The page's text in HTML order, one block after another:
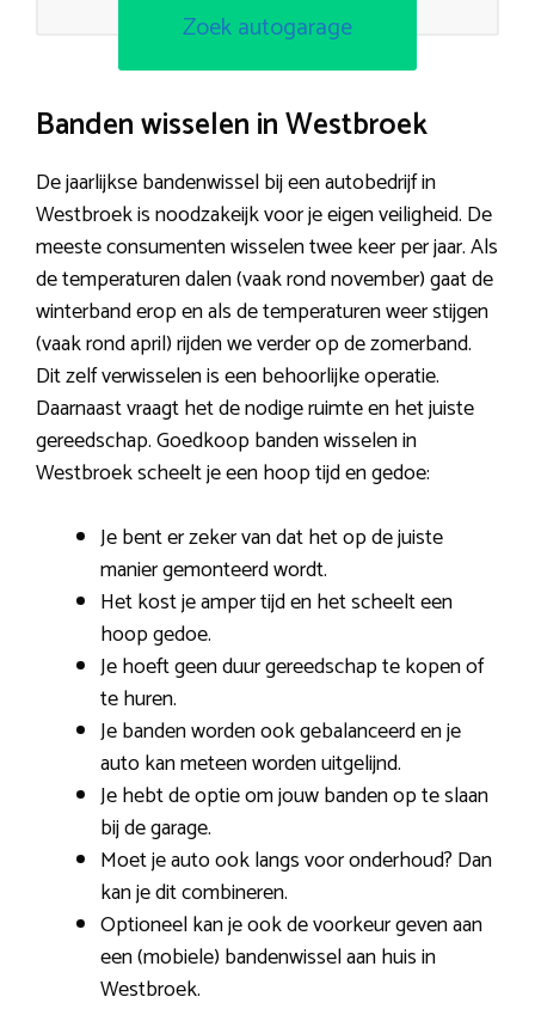
Zoek autogarage
Banden wisselen in Westbroek
De jaarlijkse bandenwissel bij een autobedrijf in
Westbroek is noodzakeijk voor je eigen veiligheid. De
meeste consumenten wisselen twee keer per jaar. Als
de temperaturen dalen (vaak rond november) gaat de
winterband erop en als de temperaturen weer stijgen
(vaak rond april) rijden we verder op de zomerband.
Dit zelf verwisselen is een behoorlijke operatie.
Daarnaast vraagt het de nodige ruimte en het juiste
gereedschap. Goedkoop banden wisselen in
Westbroek scheelt je een hoop tijd en gedoe:
Je bent er zeker van dat het op de juiste
manier gemonteerd wordt.
Het kost je amper tijd en het scheelt een
hoop gedoe.
Je hoeft geen duur gereedschap te kopen of
te huren.
Je banden worden ook gebalanceerd en je
auto kan meteen worden uitgelijnd.
Je hebt de optie om jouw banden op te slaan
bij de garage.
Moet je auto ook langs voor onderhoud? Dan
kan je dit combineren.
Optioneel kan je ook de voorkeur geven aan
een (mobiele) bandenwissel aan huis in
Westbroek.